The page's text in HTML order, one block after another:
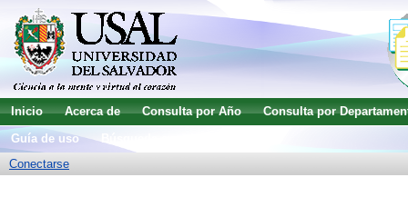
Inicio Acerca de Consulta por Año
Consulta por
Guía de uso
Conectarse